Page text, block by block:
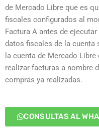
de Mercado Libre que es
fiscales configurados al
Factura A antes de
datos fiscales de la cuenta
la cuenta de Mercado
realizar facturas a nombre
compras ya realizadas.
CONSULTAS AL